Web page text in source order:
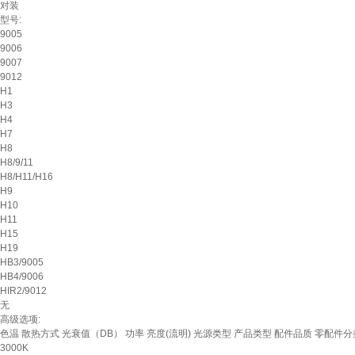
对装
型号:
9005
9006
9007
9012
H1
H3
H4
H7
H8
H8/9/11
H8/H11/H16
H9
H10
H11
H15
H19
HB3/9005
HB4/9006
HIR2/9012
无
高级选项:
色温 散热方式 光衰值（DB） 功率 亮度(流明) 光源类型 产品类型 配件品质 零配件分
3000K